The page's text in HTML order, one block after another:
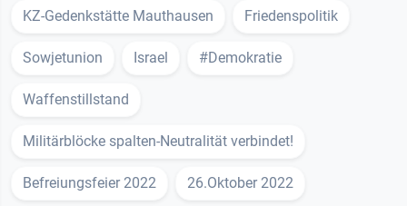
KZ-Gedenkstätte Mauthausen Friedenspolitik
Sowjetunion Israel #Demokratie
Waffenstillstand
Militärblöcke spalten-Neutralität verbindet!
Befreiungsfeier 2022 26.Oktober 2022